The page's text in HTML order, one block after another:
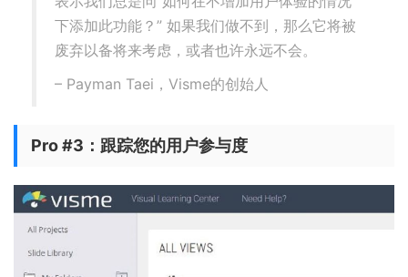
下添加此功能？” 如果我们做不到，那么它将被
废弃以备将来考虑，或者也许永远不会。
– Payman Taei，Visme的创始人
Pro #3：跟踪您的用户参与度